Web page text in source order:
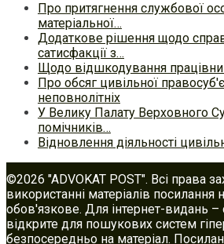
Про притягнення службової
матеріальної…
Додаткове рішення щодо
сатисфакції з…
Щодо відшкодування
Про обсяг цивільної
неповнолітніх
У Велику Палату Верховного
помічників…
Відновлення діяльності
©2026 "ADVOKAT POST". Всі права
використанні матеріалів посилання
обов'язкове. Для інтернет-видань
відкрите для пошукових систем
безпосередньо на матеріал.